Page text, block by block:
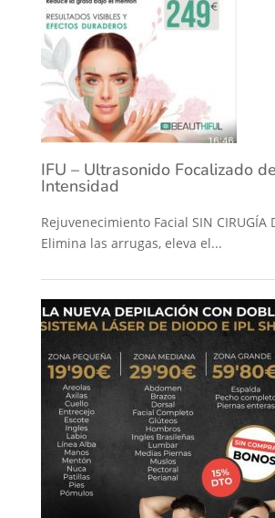
IFU – Ultrasonido Focalizado
Intensidad
Rejuvenecimiento Facial SIN CIRUGÍA
Elimina las arrugas, eleva el...